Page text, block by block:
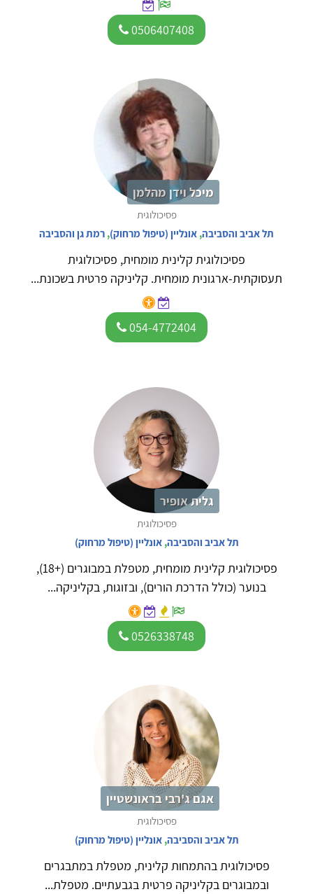
0506407408
מיכל וידן מהלמן
פסיכולוגית
תל אביב והסביבה, אונליין (טיפול מרחוק), רמת גן והסביבה
פסיכולוגית קלינית מומחית, פסיכולוגית
תעסוקתית-ארגונית מומחית. קליניקה פרטית בשכונת...
054-4772404
גלית אופיר
פסיכולוגית
תל אביב והסביבה,אונליין (טיפול מרחוק)
פסיכולוגית קלינית מומחית, מטפלת במבוגרים (+18),
בנוער (כולל הדרכת הורים), ובזוגות, בקליניקה...
0526338748
אגם ג'רבי בראונשטיין
פסיכולוגית
תל אביב והסביבה,אונליין (טיפול מרחוק)
פסיכולוגית בהתמחות קלינית, מטפלת במתבגרים
ובמבוגרים בקליניקה פרטית בגבעתיים. מטפלת...